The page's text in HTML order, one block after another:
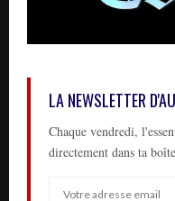
LA NEWSLETTER
Chaque vendredi,
directement dans ta